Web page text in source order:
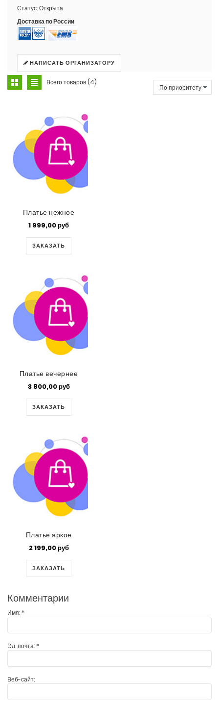
Статус:Открыта
Доставка по России
НАПИСАТЬ ОРГАНИЗАТОРУ
Всего товаров (4)
Платье нежное
1 999,00 руб
ЗАКАЗАТЬ
Платье вечернее
3 800,00 руб
ЗАКАЗАТЬ
Платье яркое
2 199,00 руб
ЗАКАЗАТЬ
Комментарии
Имя:*
Эл. почта:*
Веб-сайт: